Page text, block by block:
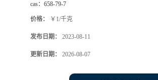
cas： 658-79-7
价格： ￥1/千克
发布日期： 2023-08-11
更新日期： 2026-08-07